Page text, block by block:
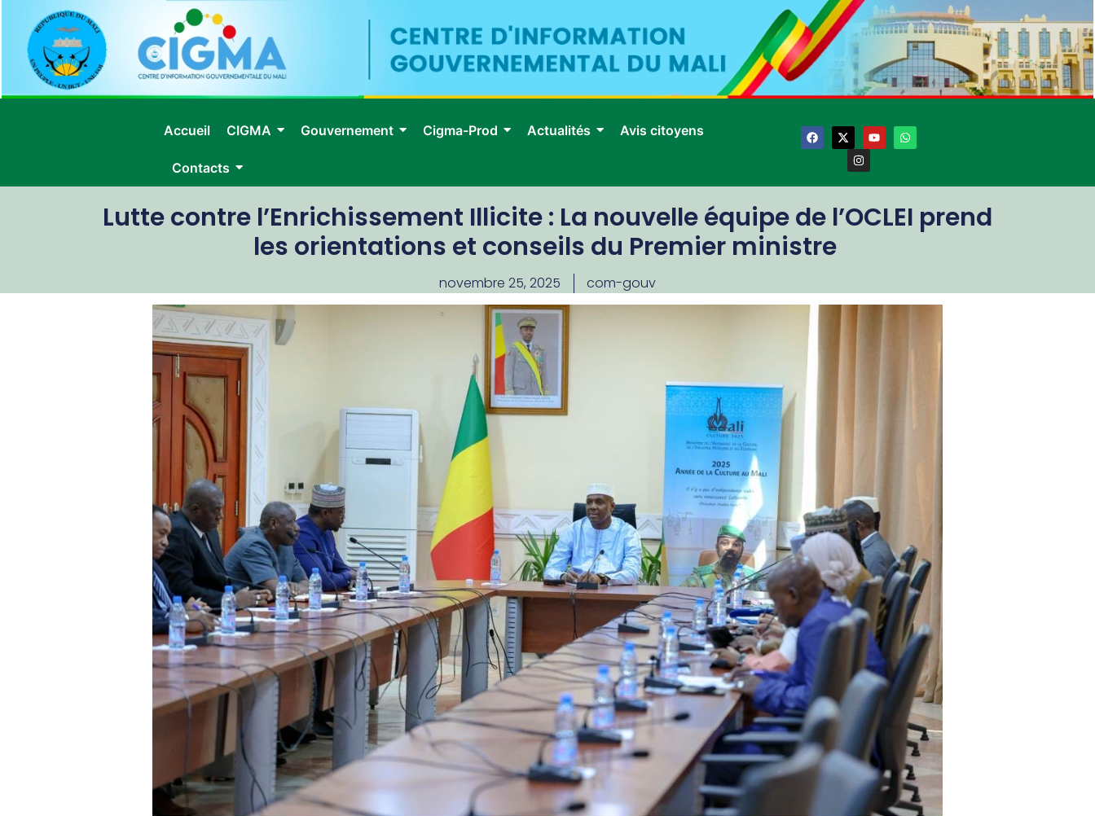
Accueil CIGMA Gouvernement Cigma-Prod Actualités Avis citoyens
Contacts
Lutte contre l’Enrichissement Illicite : La nouvelle équipe de l’OCLEI prend
les orientations et conseils du Premier ministre
novembre 25, 2025 com-gouv